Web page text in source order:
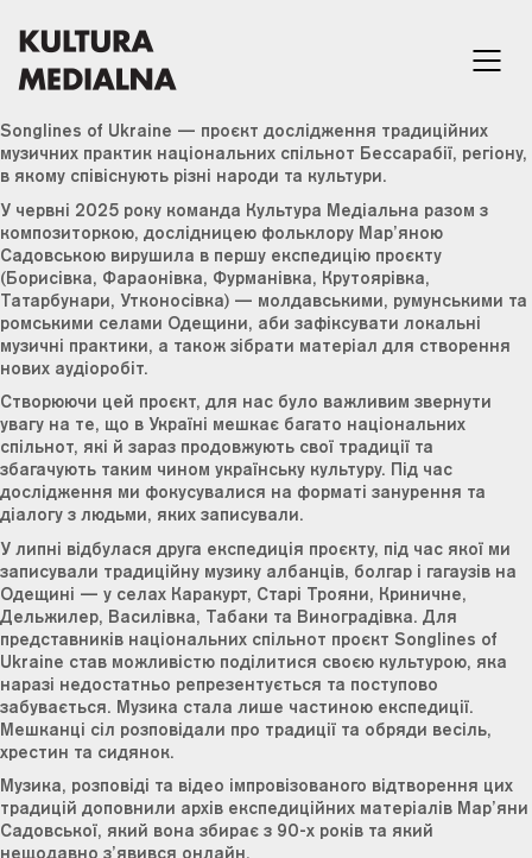
Songlines of Ukraine — проєкт дослідження традиційних
музичних практик національних спільнот Бессарабії, регіону,
в якому співіснують різні народи та культури.
У червні 2025 року команда Культура Медіальна разом з
композиторкою, дослідницею фольклору Мар’яною
Садовською вирушила в першу експедицію проєкту
(Борисівка, Фараонівка, Фурманівка, Крутоярівка,
Татарбунари, Утконосівка) — молдавськими, румунськими та
ромськими селами Одещини, аби зафіксувати локальні
музичні практики, а також зібрати матеріал для створення
нових аудіоробіт.
Створюючи цей проєкт, для нас було важливим звернути
увагу на те, що в Україні мешкає багато національних
спільнот, які й зараз продовжують свої традиції та
збагачують таким чином українську культуру. Під час
дослідження ми фокусувалися на форматі занурення та
діалогу з людьми, яких записували.
У липні відбулася друга експедиція проєкту, під час якої ми
записували традиційну музику албанців, болгар і гагаузів на
Одещині — у селах Каракурт, Старі Трояни, Криничне,
Дельжилер, Василівка, Табаки та Виноградівка. Для
представників національних спільнот проєкт Songlines of
Ukraine став можливістю поділитися своєю культурою, яка
наразі недостатньо репрезентується та поступово
забувається. Музика стала лише частиною експедиції.
Мешканці сіл розповідали про традиції та обряди весіль,
хрестин та сидянок.
Музика, розповіді та відео імпровізованого відтворення цих
традицій доповнили архів експедиційних матеріалів Мар’яни
Садовської, який вона збирає з 90-х років та який
нещодавно з’явився онлайн.